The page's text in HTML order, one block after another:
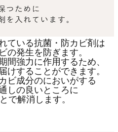
ている抗菌・防カビ剤は
の発生を防ぎます。
間強力に作用するため、
けすることができます。
ビ成分のにおいがする
しの良いところに
で解消します。